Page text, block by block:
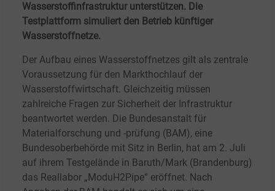
Wasserstoffinfrastruktur unterstützen. Die
Testplattform simuliert den Betrieb künftiger
Wasserstoffnetze.
Der Aufbau eines Wasserstoffnetzes gilt als zentrale
Voraussetzung für den Markthochlauf der
Wasserstoffwirtschaft. Gleichzeitig müssen
zahlreiche Fragen zur Sicherheit der Infrastruktur
beantwortet werden. Die Bundesanstalt für
Materialforschung und -prüfung (BAM), eine
Bundesoberbehörde mit Sitz in Berlin, hat am 2. Juli
auf ihrem Testgelände in Baruth/Mark (Brandenburg)
das Reallabor „ModuH2Pipe“ eröffnet. Nach